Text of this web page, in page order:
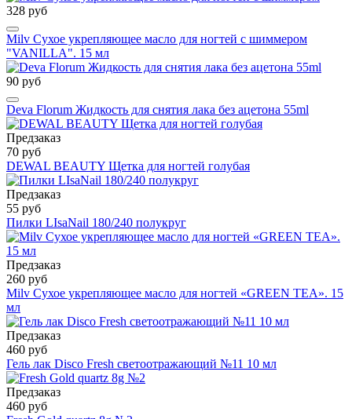
328 руб
Milv Сухое укрепляющее масло для ногтей с шиммером
"VANILLA". 15 мл
90 руб
Deva Florum Жидкость для снятия лака без ацетона 55ml
Предзаказ
70 руб
DEWAL BEAUTY Щетка для ногтей голубая
Предзаказ
55 руб
Пилки LIsaNail 180/240 полукруг
Предзаказ
260 руб
Milv Сухое укрепляющее масло для ногтей «GREEN TEA». 15
мл
Предзаказ
460 руб
Гель лак Disco Fresh светоотражающий №11 10 мл
Предзаказ
460 руб